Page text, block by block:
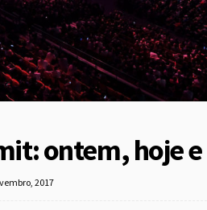
ontem, hoje
2017